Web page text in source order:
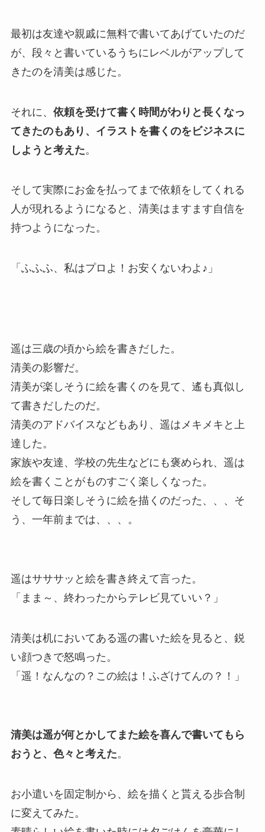
最初は友達や親戚に無料で書いてあげていたのだ
が、段々と書いているうちにレベルがアップして
きたのを清美は感じた。
それに、 依頼を受けて書く時間がわりと長くなっ
てきたのもあり、イラストを書くのをビジネスに
しようと考えた。
そして実際にお金を払ってまで依頼をしてくれる
人が現れるようになると、清美はますます自信を
持つようになった。
「ふふふ、私はプロよ！お安くないわよ♪」
遥は三歳の頃から絵を書きだした。
清美の影響だ。
清美が楽しそうに絵を書くのを見て、遙も真似し
て書きだしたのだ。
清美のアドバイスなどもあり、遥はメキメキと上
達した。
家族や友達、学校の先生などにも褒められ、遥は
絵を書くことがものすごく楽しくなった。
そして毎日楽しそうに絵を描くのだった、、、そ
う、一年前までは、、、。
遥はサササッと絵を書き終えて言った。
「まま～、終わったからテレビ見ていい？」
清美は机においてある遥の書いた絵を見ると、鋭
い顔つきで怒鳴った。
「遥！なんなの？この絵は！ふざけてんの？！」
清美は遥が何とかしてまた絵を喜んで書いてもら
おうと、色々と考えた。
お小遣いを固定制から、絵を描くと貰える歩合制
に変えてみた。